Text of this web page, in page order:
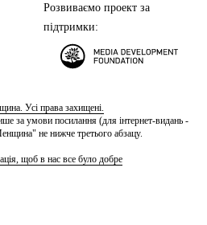
Розвиваємо проект за
підтримки:
Усі права захищені.
за умови посилання (для інтернет-видань -
не нижче третього абзацу.
щоб в нас все було добре